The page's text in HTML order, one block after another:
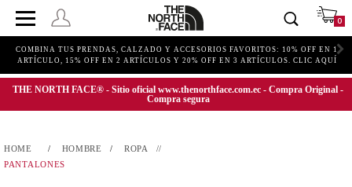
0
COMBINA TUS PRENDAS, CALZADO Y ACCESORIOS FAVORITOS: 10% OFF EN 1
ARTÍCULO, 15% OFF EN 2 ARTÍCULOS Y 20% OFF EN 3 ARTÍCULOS. CLIC AQUÍ
THE NORTH FACE® - Sitio oficial www.thenorthface.com.ec - Compra Original -
Compra segura
HOMBRE
ROPA
PANTALONES